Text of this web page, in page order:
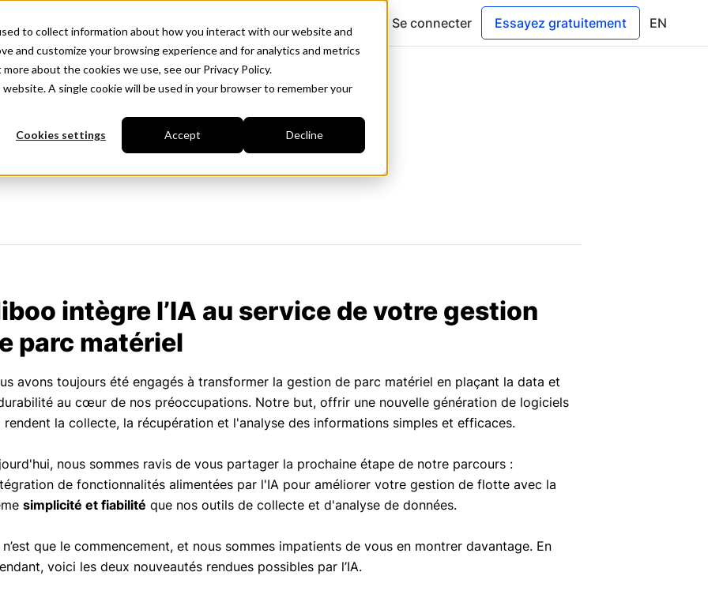
to collect information about how you interact with our website and
and customize your browsing experience and for analytics and metrics
about the cookies we use, see our Privacy Policy.
A single cookie will be used in your browser to remember your
Cookies settings Accept Decline
Se connecter Essayez gratuitement EN
intègre l’IA au service de votre gestion
parc matériel
avons toujours été engagés à transformer la gestion de parc matériel en plaçant la data et
au cœur de nos préoccupations. Notre but, offrir une nouvelle génération de logiciels
rendent la collecte, la récupération et l'analyse des informations simples et efficaces.
nous sommes ravis de vous partager la prochaine étape de notre parcours :
de fonctionnalités alimentées par l'IA pour améliorer votre gestion de flotte avec la
simplicité et fiabilité que nos outils de collecte et d'analyse de données.
n’est que le commencement, et nous sommes impatients de vous en montrer davantage. En
voici les deux nouveautés rendues possibles par l’IA.